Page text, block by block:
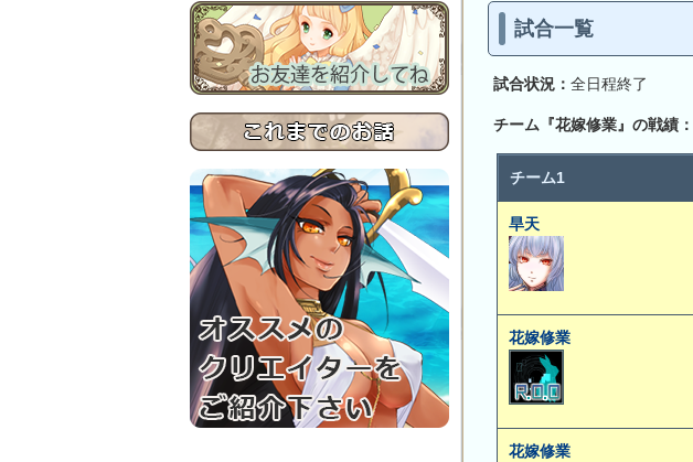
試合一覧
試合状況： 全日程終了
チーム『花嫁修業』の戦績：
チーム1
旱天
花嫁修業
花嫁修業